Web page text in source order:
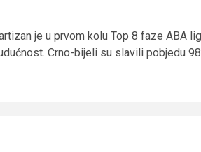
je u prvom kolu Top 8 faze ABA
Crno-bijeli su slavili pobjedu